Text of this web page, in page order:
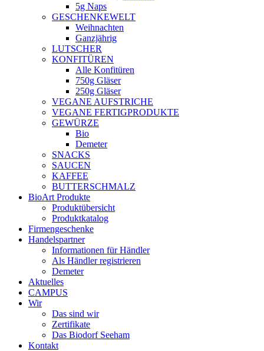
5g Naps
GESCHENKEWELT
Weihnachten
Ganzjährig
LUTSCHER
KONFITÜREN
Alle Konfitüren
750g Gläser
250g Gläser
VEGANE AUFSTRICHE
VEGANE FERTIGPRODUKTE
GEWÜRZE
Bio
Demeter
SNACKS
SAUCEN
KAFFEE
BUTTERSCHMALZ
BioArt Produkte
Produktübersicht
Produktkatalog
Firmengeschenke
Handelspartner
Informationen für Händler
Als Händler registrieren
Demeter
Aktuelles
CAMPUS
Wir
Das sind wir
Zertifikate
Das Biodorf Seeham
Kontakt